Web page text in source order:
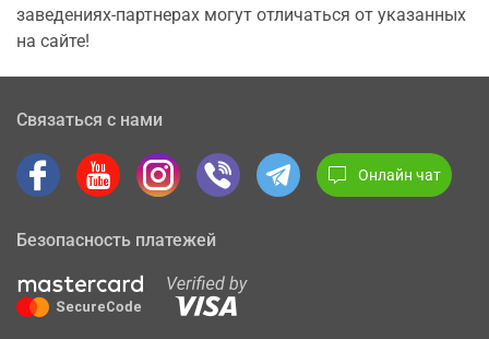
заведениях-партнерах могут отличаться от указанных
на сайте!
Связаться с нами
Онлайн чат
Безопасность платежей